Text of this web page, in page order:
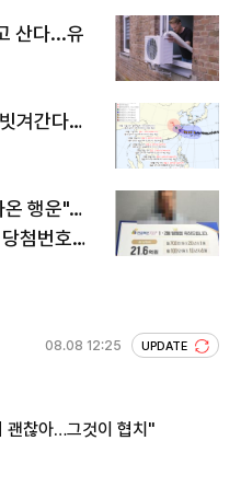
산다...유
겨간다…
온 행운"…
첨번호조
08.08 12:25 UPDATE
괜찮아…그것이 협치"